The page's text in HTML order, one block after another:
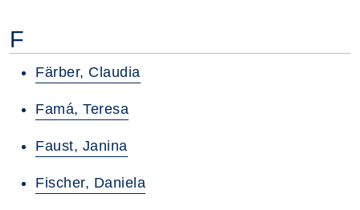
F
Färber, Claudia
Famá, Teresa
Faust, Janina
Fischer, Daniela